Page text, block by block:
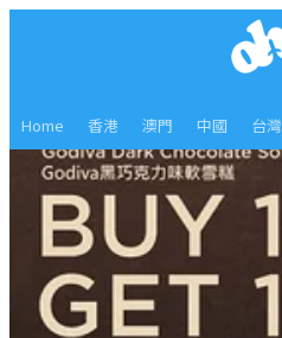
Home 香港 澳門 中國 台灣